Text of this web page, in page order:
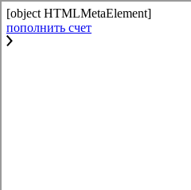
[object HTMLMetaElement]
пополнить счет